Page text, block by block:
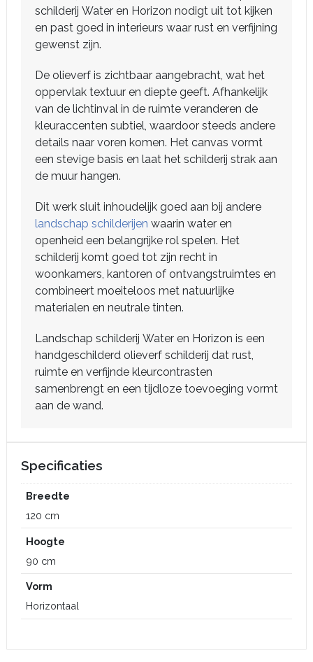
schilderij Water en Horizon nodigt uit tot kijken
en past goed in interieurs waar rust en verfijning
gewenst zijn.
De olieverf is zichtbaar aangebracht, wat het
oppervlak textuur en diepte geeft. Afhankelijk
van de lichtinval in de ruimte veranderen de
kleuraccenten subtiel, waardoor steeds andere
details naar voren komen. Het canvas vormt
een stevige basis en laat het schilderij strak aan
de muur hangen.
Dit werk sluit inhoudelijk goed aan bij andere
landschap schilderijen waarin water en
openheid een belangrijke rol spelen. Het
schilderij komt goed tot zijn recht in
woonkamers, kantoren of ontvangstruimtes en
combineert moeiteloos met natuurlijke
materialen en neutrale tinten.
Landschap schilderij Water en Horizon is een
handgeschilderd olieverf schilderij dat rust,
ruimte en verfijnde kleurcontrasten
samenbrengt en een tijdloze toevoeging vormt
aan de wand.
Specificaties
Breedte
120 cm
Hoogte
90 cm
Vorm
Horizontaal